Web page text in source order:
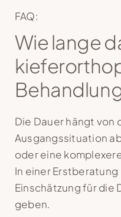
FAQ:
Wie lange
Die Dauer hängt von
Ausgangssituation
oder eine
In einer Erstberatung
Einschätzung für die
geben.